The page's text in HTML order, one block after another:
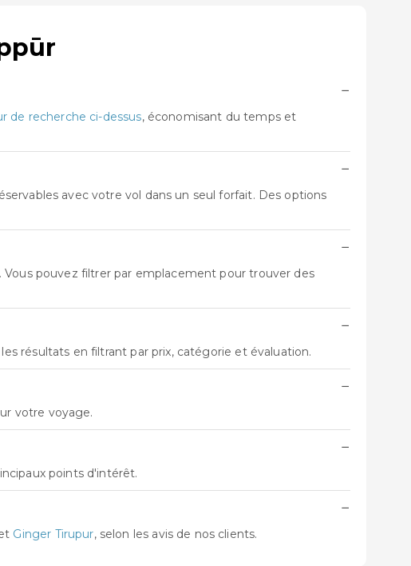
−
de recherche ci-dessus, économisant du temps et
−
avec votre vol dans un seul forfait. Des options
−
pouvez filtrer par emplacement pour trouver des
−
résultats en filtrant par prix, catégorie et évaluation.
−
votre voyage.
−
points d'intérêt.
−
Ginger Tirupur, selon les avis de nos clients.